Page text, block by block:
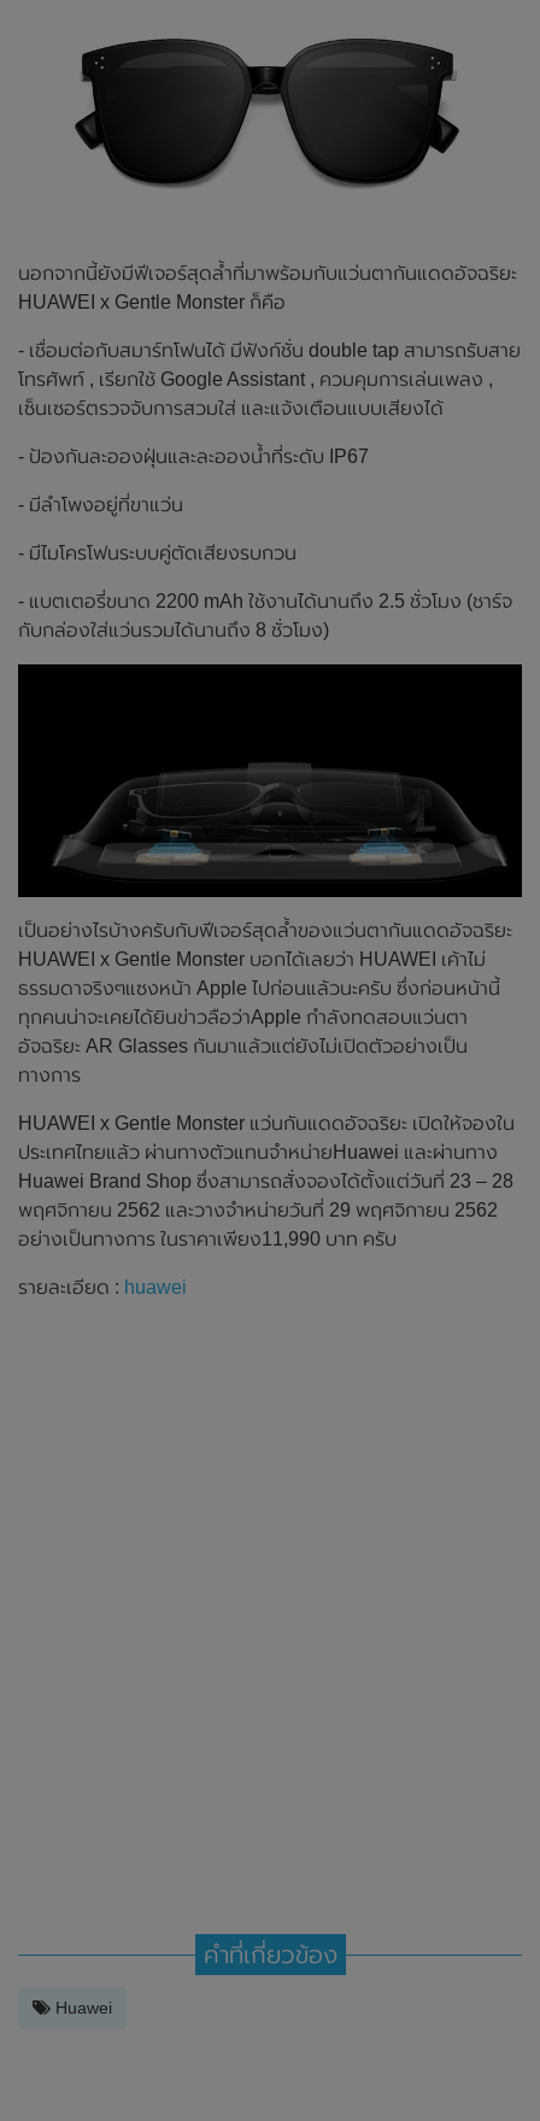
นอกจากนี้ยังมีฟีเจอร์สุดล้ำที่มาพร้อมกับแว่นตากันแดดอัจฉริยะ
HUAWEI x Gentle Monster ก็คือ
- เชื่อมต่อกับสมาร์ทโฟนได้ มีฟังก์ชั่น double tap สามารถรับสาย
โทรศัพท์ , เรียกใช้ Google Assistant , ควมคุมการเล่นเพลง ,
เซ็นเซอร์ตรวจจับการสวมใส่ และแจ้งเตือนแบบเสียงได้
- ป้องกันละอองฝุ่นและละอองน้ำที่ระดับ IP67
- มีลำโพงอยู่ที่ขาแว่น
- มีไมโครโฟนระบบคู่ตัดเสียงรบกวน
- แบตเตอรี่ขนาด 2200 mAh ใช้งานได้นานถึง 2.5 ชั่วโมง (ชาร์จ
กับกล่องใส่แว่นรวมได้นานถึง 8 ชั่วโมง)
เป็นอย่างไรบ้างครับกับฟีเจอร์สุดล้ำของแว่นตากันแดดอัจฉริยะ
HUAWEI x Gentle Monster บอกได้เลยว่า HUAWEI เค้าไม่
ธรรมดาจริงๆแซงหน้า Apple ไปก่อนแล้วนะครับ ซึ่งก่อนหน้านี้
ทุกคนน่าจะเคยได้ยินข่าวลือว่าApple กำลังทดสอบแว่นตา
อัจฉริยะ AR Glasses กันมาแล้วแต่ยังไม่เปิดตัวอย่างเป็น
ทางการ
HUAWEI x Gentle Monster แว่นกันแดดอัจฉริยะ เปิดให้จองใน
ประเทศไทยแล้ว ผ่านทางตัวแทนจำหน่ายHuawei และผ่านทาง
Huawei Brand Shop ซึ่งสามารถสั่งจองได้ตั้งแต่วันที่ 23 – 28
พฤศจิกายน 2562 และวางจำหน่ายวันที่ 29 พฤศจิกายน 2562
อย่างเป็นทางการ ในราคาเพียง11,990 บาท ครับ
รายละเอียด : huawei
คำที่เกี่ยวข้อง
Huawei